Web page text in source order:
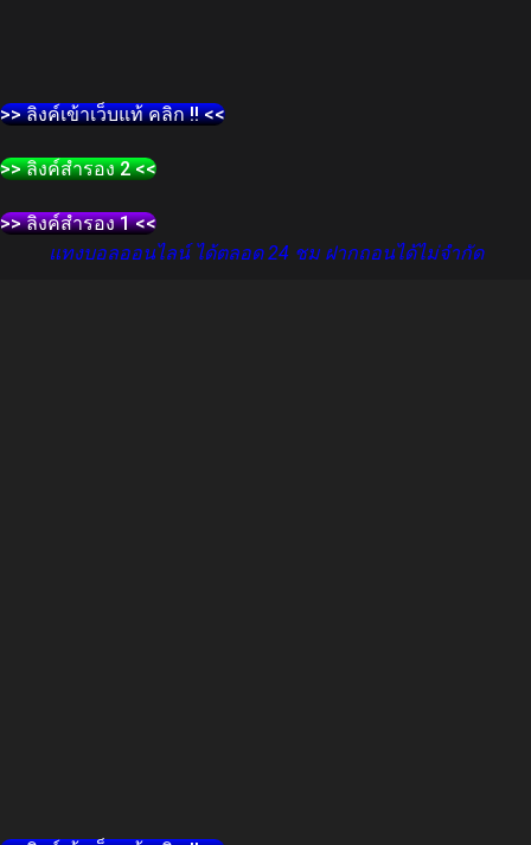
>> ลิงค์เข้าเว็บแท้ คลิก !! <<
>> ลิงค์สำรอง 2 <<
>> ลิงค์สำรอง 1 <<
แทงบอลออนไลน์ ได้ตลอด 24 ชม ฝากถอนได้ไม่จำกัด